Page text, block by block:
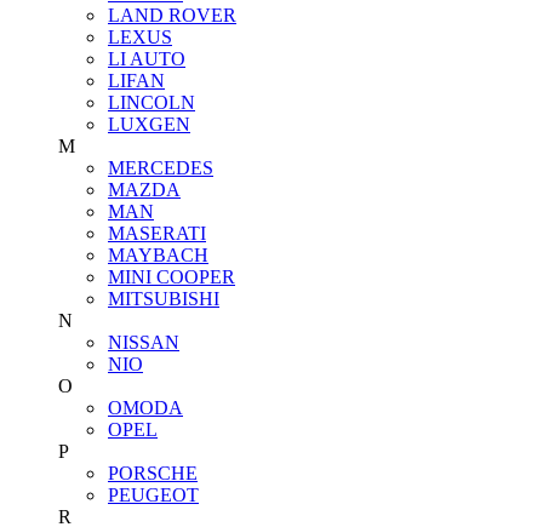
LAND ROVER
LEXUS
LI AUTO
LIFAN
LINCOLN
LUXGEN
M
MERCEDES
MAZDA
MAN
MASERATI
MAYBACH
MINI COOPER
MITSUBISHI
N
NISSAN
NIO
O
OMODA
OPEL
P
PORSCHE
PEUGEOT
R